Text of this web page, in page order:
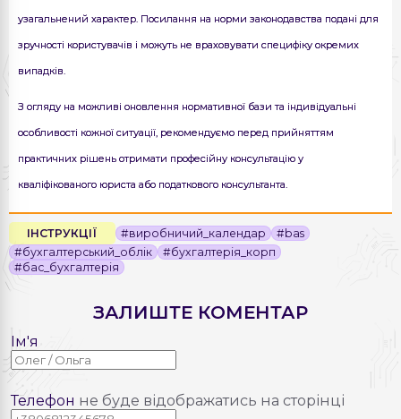
узагальнений характер. Посилання на норми законодавства подані для
зручності користувачів і можуть не враховувати специфіку окремих
випадків.
З огляду на можливі оновлення нормативної бази та індивідуальні
особливості кожної ситуації, рекомендуємо перед прийняттям
практичних рішень отримати професійну консультацію у
кваліфікованого юриста або податкового консультанта.
ІНСТРУКЦІЇ #виробничий_календар
#bas
#бухгалтерський_облік
#бухгалтерія_корп
#бас_бухгалтерія
ЗАЛИШТЕ КОМЕНТАР
Ім'я
Телефон не буде відображатись на сторінці